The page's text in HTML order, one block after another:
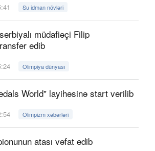
Su idman növləri
müdafiəçi Filip
edib
Olimpiya dünyası
World" layihəsinə start verilib
Olimpizm xəbərləri
atası vəfat edib